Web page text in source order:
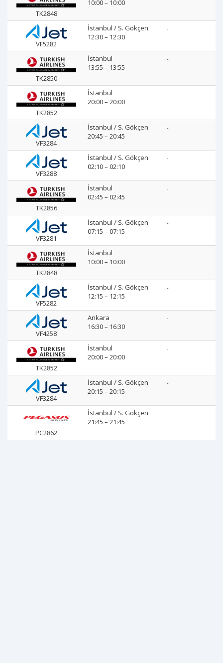
TK2848
10:00 – 10:00
VF5282
İstanbul / S. Gökçen
12:30 – 12:30
-
TK2850
İstanbul
13:55 – 13:55
-
TK2852
İstanbul
20:00 – 20:00
-
VF3284
İstanbul / S. Gökçen
20:45 – 20:45
-
VF3288
İstanbul / S. Gökçen
02:10 – 02:10
-
TK2856
İstanbul
02:45 – 02:45
-
VF3281
İstanbul / S. Gökçen
07:15 – 07:15
-
TK2848
İstanbul
10:00 – 10:00
-
VF5282
İstanbul / S. Gökçen
12:15 – 12:15
-
VF4258
Ankara
16:30 – 16:30
-
TK2852
İstanbul
20:00 – 20:00
-
VF3284
İstanbul / S. Gökçen
20:15 – 20:15
-
PC2862
İstanbul / S. Gökçen
21:45 – 21:45
-